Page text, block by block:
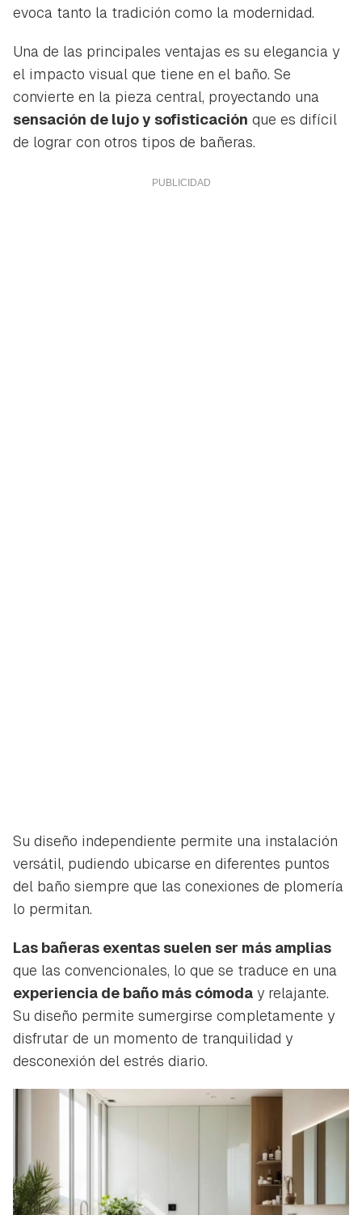
evoca tanto la tradición como la modernidad.
Una de las principales ventajas es su elegancia y
el impacto visual que tiene en el baño. Se
convierte en la pieza central, proyectando una
sensación de lujo y sofisticación que es difícil
de lograr con otros tipos de bañeras.
Su diseño independiente permite una instalación
versátil, pudiendo ubicarse en diferentes puntos
del baño siempre que las conexiones de plomería
lo permitan.
Las bañeras exentas suelen ser más amplias
que las convencionales, lo que se traduce en una
experiencia de baño más cómoda y relajante.
Su diseño permite sumergirse completamente y
disfrutar de un momento de tranquilidad y
desconexión del estrés diario.